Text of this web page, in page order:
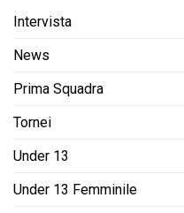
Intervista
News
Prima Squadra
Tornei
Under 13
Under 13 Femminile